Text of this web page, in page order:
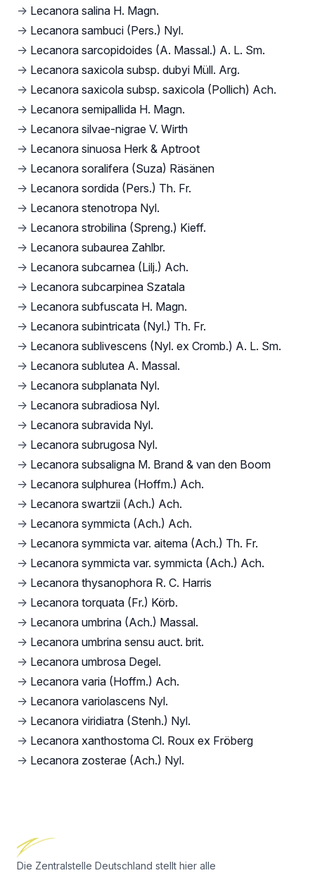
→ Lecanora salina H. Magn.
→ Lecanora sambuci (Pers.) Nyl.
→ Lecanora sarcopidoides (A. Massal.) A. L. Sm.
→ Lecanora saxicola subsp. dubyi Müll. Arg.
→ Lecanora saxicola subsp. saxicola (Pollich) Ach.
→ Lecanora semipallida H. Magn.
→ Lecanora silvae-nigrae V. Wirth
→ Lecanora sinuosa Herk & Aptroot
→ Lecanora soralifera (Suza) Räsänen
→ Lecanora sordida (Pers.) Th. Fr.
→ Lecanora stenotropa Nyl.
→ Lecanora strobilina (Spreng.) Kieff.
→ Lecanora subaurea Zahlbr.
→ Lecanora subcarnea (Lilj.) Ach.
→ Lecanora subcarpinea Szatala
→ Lecanora subfuscata H. Magn.
→ Lecanora subintricata (Nyl.) Th. Fr.
→ Lecanora sublivescens (Nyl. ex Cromb.) A. L. Sm.
→ Lecanora sublutea A. Massal.
→ Lecanora subplanata Nyl.
→ Lecanora subradiosa Nyl.
→ Lecanora subravida Nyl.
→ Lecanora subrugosa Nyl.
→ Lecanora subsaligna M. Brand & van den Boom
→ Lecanora sulphurea (Hoffm.) Ach.
→ Lecanora swartzii (Ach.) Ach.
→ Lecanora symmicta (Ach.) Ach.
→ Lecanora symmicta var. aitema (Ach.) Th. Fr.
→ Lecanora symmicta var. symmicta (Ach.) Ach.
→ Lecanora thysanophora R. C. Harris
→ Lecanora torquata (Fr.) Körb.
→ Lecanora umbrina (Ach.) Massal.
→ Lecanora umbrina sensu auct. brit.
→ Lecanora umbrosa Degel.
→ Lecanora varia (Hoffm.) Ach.
→ Lecanora variolascens Nyl.
→ Lecanora viridiatra (Stenh.) Nyl.
→ Lecanora xanthostoma Cl. Roux ex Fröberg
→ Lecanora zosterae (Ach.) Nyl.
Die Zentralstelle Deutschland stellt hier alle